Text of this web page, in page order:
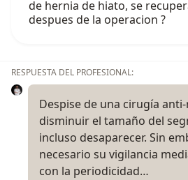
de hernia de hiato, se
despues de la operacion ?
RESPUESTA DEL PROFESIONAL:
Despise de una cirugía
disminuir el tamaño del
incluso desaparecer. Sin
necesario su vigilancia
con la periodicidad…